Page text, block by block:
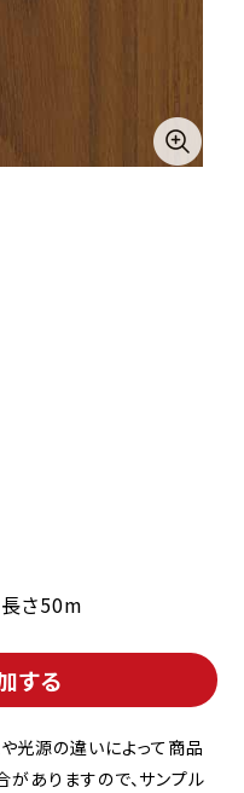
さ50m
する
光源の違いによって商品
ありますので、サンプル